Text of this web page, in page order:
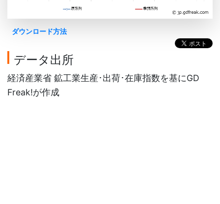
ダウンロード方法
データ出所
経済産業省 鉱工業生産･出荷･在庫指数を基にGD
Freak!が作成